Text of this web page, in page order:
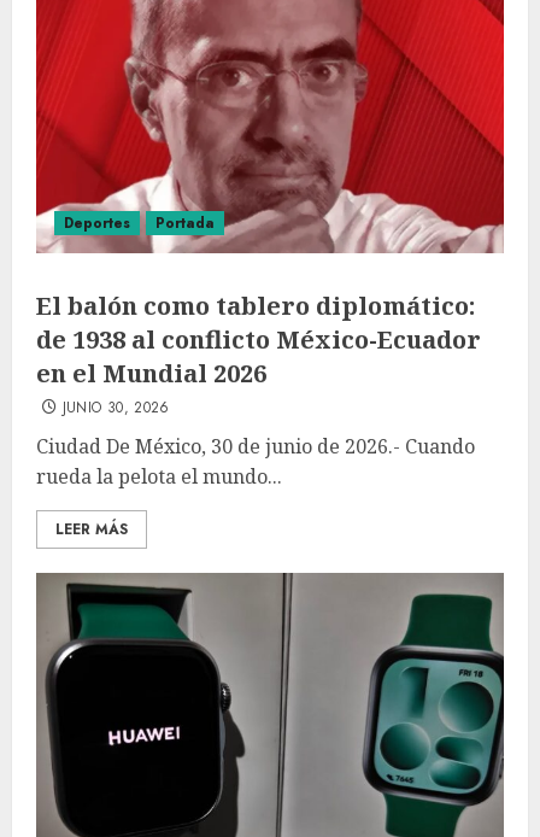
Deportes Portada
El balón como tablero diplomático:
de 1938 al conflicto México-Ecuador
en el Mundial 2026
JUNIO 30, 2026
Ciudad De México, 30 de junio de 2026.- Cuando
rueda la pelota el mundo...
LEER MÁS